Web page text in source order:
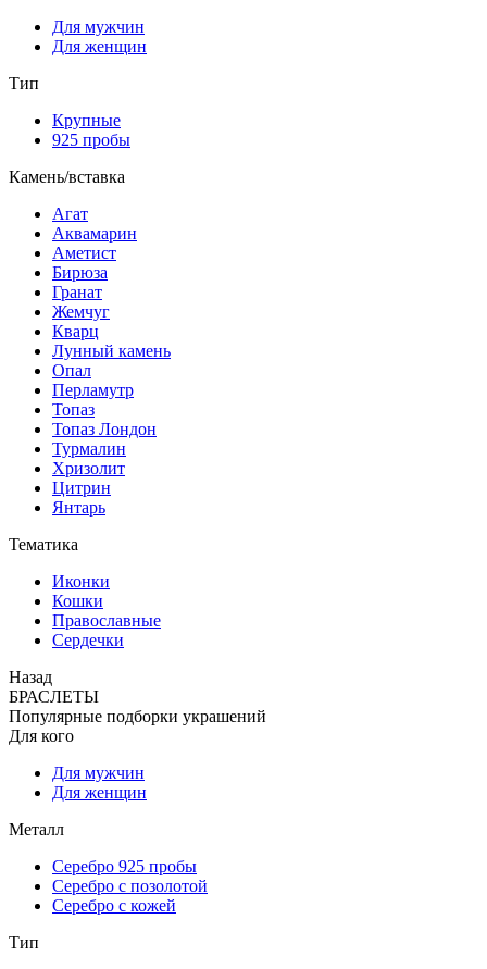
Для мужчин
Для женщин
Тип
Крупные
925 пробы
Камень/вставка
Агат
Аквамарин
Аметист
Бирюза
Гранат
Жемчуг
Кварц
Лунный камень
Опал
Перламутр
Топаз
Топаз Лондон
Турмалин
Хризолит
Цитрин
Янтарь
Тематика
Иконки
Кошки
Православные
Сердечки
Назад
БРАСЛЕТЫ
Популярные подборки украшений
Для кого
Для мужчин
Для женщин
Металл
Серебро 925 пробы
Серебро с позолотой
Серебро с кожей
Тип